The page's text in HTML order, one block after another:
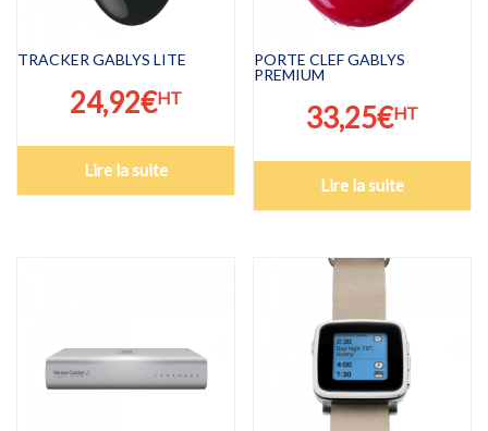
TRACKER GABLYS LITE
24,92€HT
Lire la suite
PORTE CLEF GABLYS
PREMIUM
33,25€HT
Lire la suite